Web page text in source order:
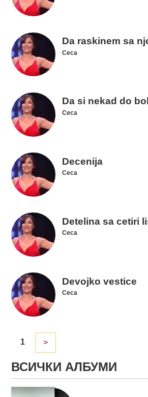
Da raskinem sa
Ceca
Da si nekad do
Ceca
Decenija
Ceca
Detelina sa cetiri
Ceca
Devojko vestice
Ceca
1 >
ВСИЧКИ АЛБУМИ